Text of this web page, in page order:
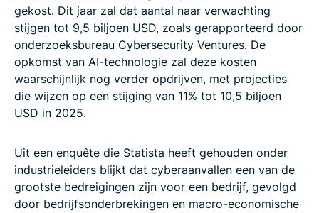
gekost. Dit jaar zal dat aantal naar verwachting
stijgen tot 9,5 biljoen USD, zoals gerapporteerd door
onderzoeksbureau Cybersecurity Ventures. De
opkomst van AI-technologie zal deze kosten
waarschijnlijk nog verder opdrijven, met projecties
die wijzen op een stijging van 11% tot 10,5 biljoen
USD in 2025.
Uit een enquête die Statista heeft gehouden onder
industrieleiders blijkt dat cyberaanvallen een van de
grootste bedreigingen zijn voor een bedrijf, gevolgd
door bedrijfsonderbrekingen en macro-economische